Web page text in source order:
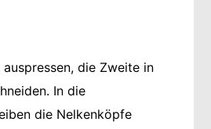
die Zweite in
In die
die Nelkenköpfe